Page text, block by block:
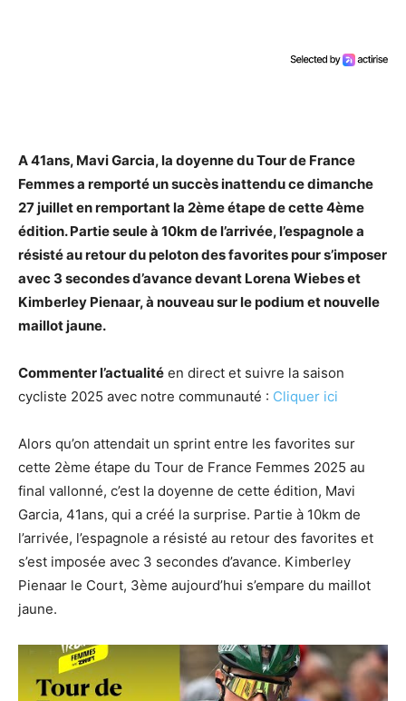
A 41ans, Mavi Garcia, la doyenne du Tour de France
Femmes a remporté un succès inattendu ce dimanche
27 juillet en remportant la 2ème étape de cette 4ème
édition. Partie seule à 10km de l’arrivée, l’espagnole a
résisté au retour du peloton des favorites pour s’imposer
avec 3 secondes d’avance devant Lorena Wiebes et
Kimberley Pienaar, à nouveau sur le podium et nouvelle
maillot jaune.
Commenter l’actualité en direct et suivre la saison
cycliste 2025 avec notre communauté : Cliquer ici
Alors qu’on attendait un sprint entre les favorites sur
cette 2ème étape du Tour de France Femmes 2025 au
final vallonné, c’est la doyenne de cette édition, Mavi
Garcia, 41ans, qui a créé la surprise. Partie à 10km de
l’arrivée, l’espagnole a résisté au retour des favorites et
s’est imposée avec 3 secondes d’avance. Kimberley
Pienaar le Court, 3ème aujourd’hui s’empare du maillot
jaune.